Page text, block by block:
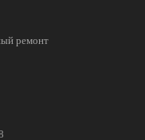
ремонт